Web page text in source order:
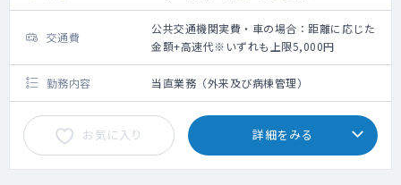
交通費
公共交通機関実費・車の場合：距離に応じた
金額+高速代※いずれも上限5,000円
勤務内容 当直業務（外来及び病棟管理）
お気に入り 詳細をみる